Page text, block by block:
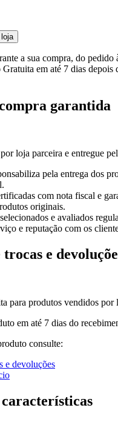
a sua compra, do pedido
Gratuita em até 7 dias depois
garantida
loja parceira e entregue
pela entrega dos
com nota fiscal e
originais.
e avaliados
e reputação com os
e
para produtos vendidos por
em até 7 dias do
consulte:
e devoluções